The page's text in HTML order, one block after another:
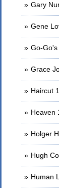
Gary
Gene
Go-Go's
Grace
Haircut
Heaven
Holger
Hugh
Human